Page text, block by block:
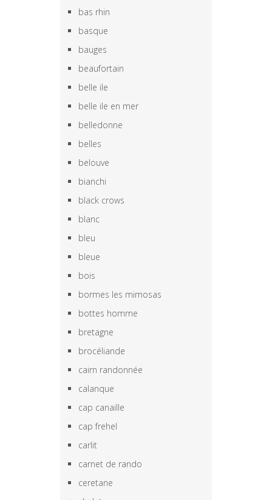
bas rhin
basque
bauges
beaufortain
belle ile
belle ile en mer
belledonne
belles
belouve
bianchi
black crows
blanc
bleu
bleue
bois
bormes les mimosas
bottes homme
bretagne
brocéliande
cairn randonnée
calanque
cap canaille
cap frehel
carlit
carnet de rando
ceretane